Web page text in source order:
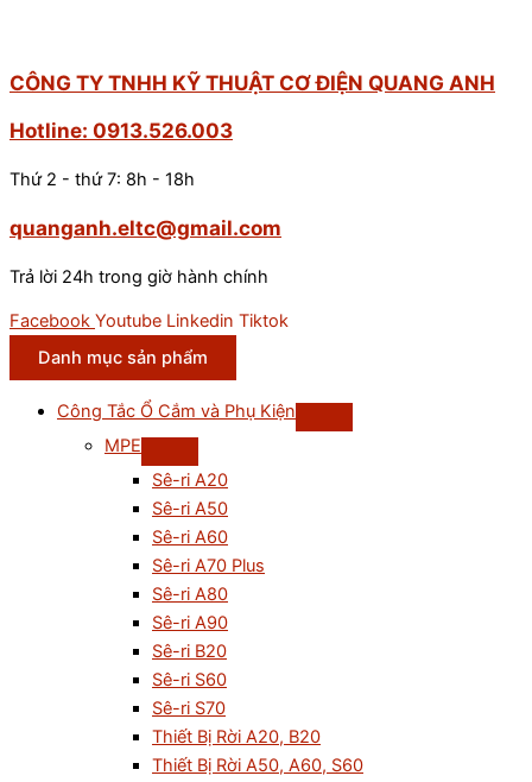
CÔNG TY TNHH KỸ THUẬT CƠ ĐIỆN QUANG ANH
Hotline: 0913.526.003
Thứ 2 - thứ 7: 8h - 18h
quanganh.eltc@gmail.com
Trả lời 24h trong giờ hành chính
Facebook Youtube Linkedin Tiktok
Danh mục sản phẩm
Công Tắc Ổ Cắm và Phụ Kiện
MPE
Sê-ri A20
Sê-ri A50
Sê-ri A60
Sê-ri A70 Plus
Sê-ri A80
Sê-ri A90
Sê-ri B20
Sê-ri S60
Sê-ri S70
Thiết Bị Rời A20, B20
Thiết Bị Rời A50, A60, S60